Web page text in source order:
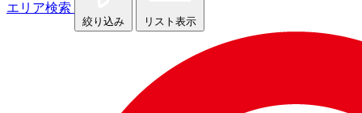
エリア検索
絞り込み リスト表示